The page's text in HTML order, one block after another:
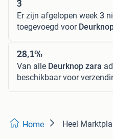
Er zijn afgelopen week 3
toegevoegd voor
28,1%
Van alle Deurknop zara
beschikbaar voor
Home Heel